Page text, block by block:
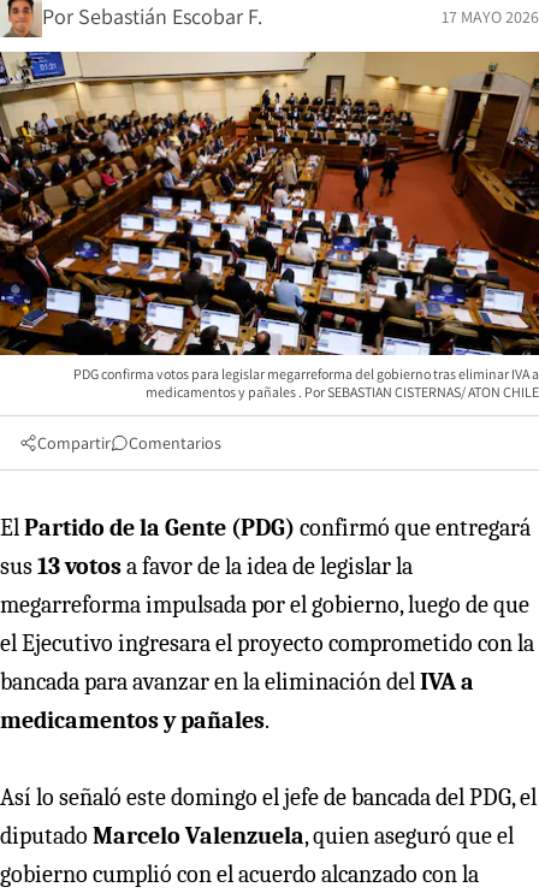
Por Sebastián Escobar F. 17 MAYO 2026
PDG confirma votos para legislar megarreforma del gobierno tras eliminar IVA a
medicamentos y pañales
SEBASTIAN CISTERNAS/ ATON CHILE
Compartir Comentarios
ElPartido de la Gente (PDG) confirmó que entregará
sus13 votosa favor de la idea de legislar la
megarreforma impulsada por el gobierno, luego de que
el Ejecutivo ingresara el proyecto comprometido con la
bancada para avanzar en la eliminación delIVA a
medicamentos y pañales.
Así lo señaló este domingo el jefe de bancada del PDG, el
diputado Marcelo Valenzuela, quien aseguró que el
gobierno cumplió con el acuerdo alcanzado con la